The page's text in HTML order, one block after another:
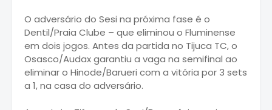
O adversário do Sesi na próxima fase é o
Dentil/Praia Clube – que eliminou o Fluminense
em dois jogos. Antes da partida no Tijuca TC, o
Osasco/Audax garantiu a vaga na semifinal ao
eliminar o Hinode/Barueri com a vitória por 3 sets
a 1, na casa do adversário.